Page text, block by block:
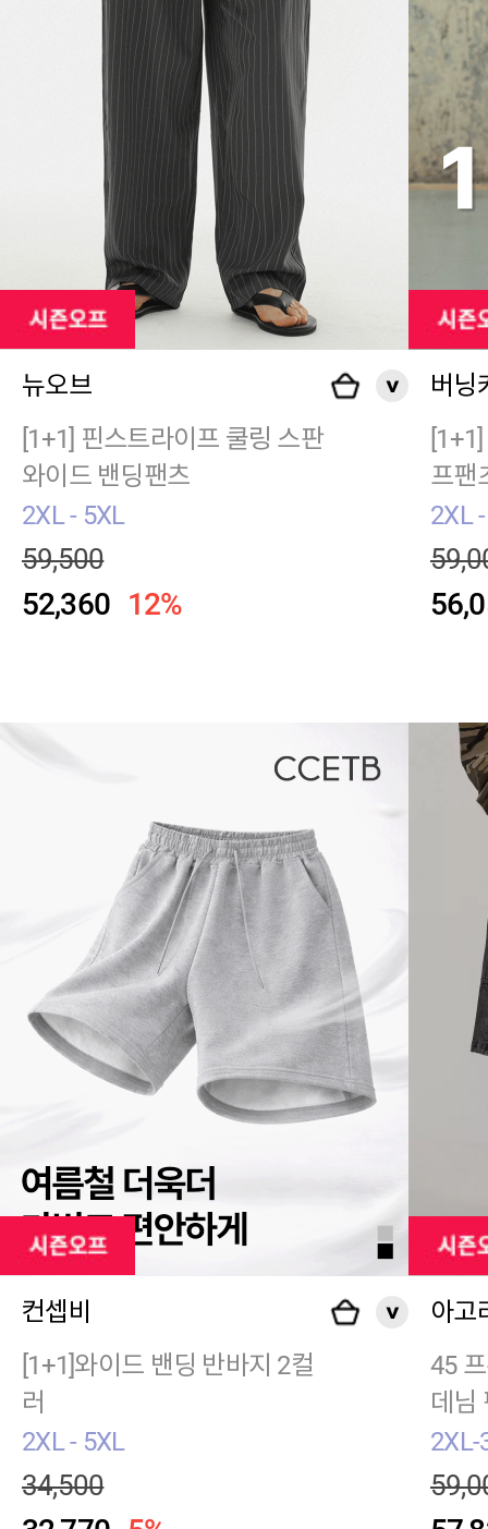
뉴오브
[1+1] 핀스트라이프 쿨링 스판
와이드 밴딩팬츠
2XL - 5XL
59,500
52,360 12%
버닝
프팬
2XL
컨셉비
[1+1]와이드 밴딩 반바지 2컬
러
2XL - 5XL
34,500
아고
45
데님
2XL-